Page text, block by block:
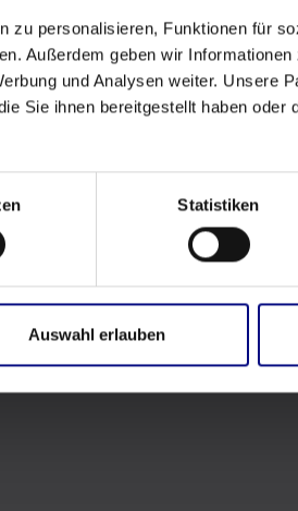
zu personalisieren, Funktionen für
Außerdem geben wir
und Analysen weiter. Unsere
Sie ihnen bereitgestellt haben oder
Statistiken
Auswahl erlauben